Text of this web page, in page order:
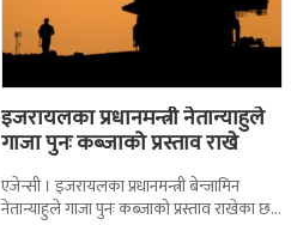
इजरायलका प्रधानमन्त्री नेतान्याहुले
गाजा पुनः कब्जाको प्रस्ताव राखे
एजेन्सी । इजरायलका प्रधानमन्त्री बेन्जामिन
नेतान्याहुले गाजा पुनः कब्जाको प्रस्ताव राखेका छन्